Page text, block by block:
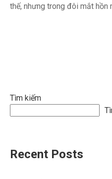
thế, nhưng trong đôi mắt hồn
Tìm kiếm
Recent Posts